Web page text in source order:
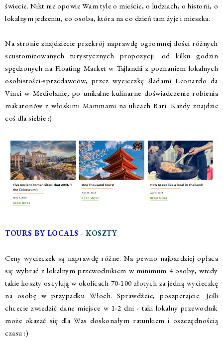
świecie. Nikt nie opowie Wam tyle o mieście, o ludziach, o historii, o
lokalnym jedzeniu, co osoba, która na co dzień tam żyje i mieszka.
Na stronie znajdziecie przekrój naprawdę ogromnej ilości różnych
scustomizowanych turystycznych propozycji: od kilku godzin
spędzonych na Floating Market w Tajlandii z poznaniem lokalnych
osobistości-sprzedawców, przez wycieczkę śladami Leonardo da
Vinci w Mediolanie, po unikalne kulinarne doświadczenie robienia
makaronów z włoskimi Mammami na ulicach Bari. Każdy znajdzie
coś dla siebie :)
TOURS BY LOCALS - KOSZTY
Ceny wycieczek są naprawdę różne. Na pewno najbardziej opłaca
się wybrać z lokalnym przewodnikiem w minimum 4 osoby, wtedy
takie koszty oscylują w okolicach 70-100 złotych za jedną wycieczkę
na osobę w przypadku Włoch. Sprawdźcie, poszperajcie. Jeśli
chcecie zwiedzić dane miejsce w 1-2 dni - taki lokalny przewodnik
może okazać się dla Was doskonałym ratunkiem i oszczędnością
czasu :)